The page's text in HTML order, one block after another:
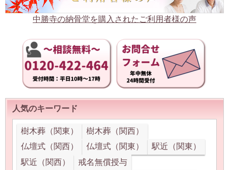
中勝寺の納骨堂を購入されたご利用者様の声
人気のキーワード
樹木葬（関東）
樹木葬（関西）
仏壇式（関西）
仏壇式（関東）
駅近（関東）
駅近（関西）
戒名無償授与